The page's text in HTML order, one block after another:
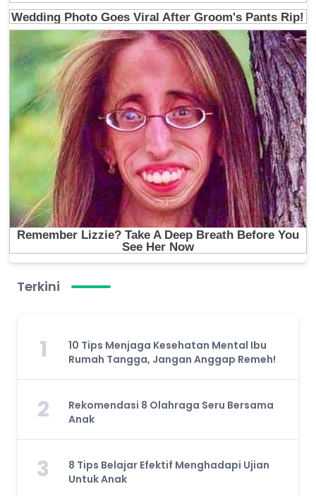
Terkini
1
10 Tips Menjaga Kesehatan Mental Ibu
Rumah Tangga, Jangan Anggap Remeh!
2
Rekomendasi 8 Olahraga Seru Bersama
Anak
3
8 Tips Belajar Efektif Menghadapi Ujian
Untuk Anak